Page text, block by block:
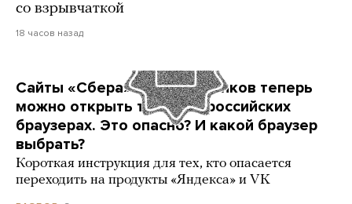
со взрывчаткой
18 часов назад
Сайты «Сбера» и других банков теперь
можно открыть только в российских
браузерах. Это опасно? И какой браузер
выбрать?
Короткая инструкция для тех, кто опасается
переходить на продукты «Яндекса» и VK